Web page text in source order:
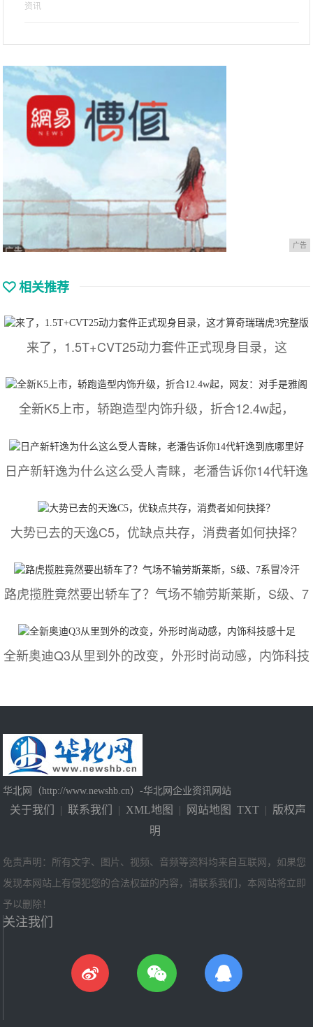
资讯
广告
相关推荐
来了，1.5T+CVT25动力套件正式现身目录，这
全新K5上市，轿跑造型内饰升级，折合12.4w起，
日产新轩逸为什么这么受人青睐，老潘告诉你14代轩逸
大势已去的天逸C5，优缺点共存，消费者如何抉择？
路虎揽胜竟然要出轿车了？气场不输劳斯莱斯，S级、7
全新奥迪Q3从里到外的改变，外形时尚动感，内饰科技
华北网（http://www.newshb.cn）-华北网企业资讯网站
关于我们 | 联系我们 | XML地图 | 网站地图 TXT | 版权声
明
免责声明：所有文字、图片、视频、音频等资料均来自互联网，如果您
发现本网站上有侵犯您的合法权益的内容，请联系我们，本网站将立即
予以删除！
关注我们